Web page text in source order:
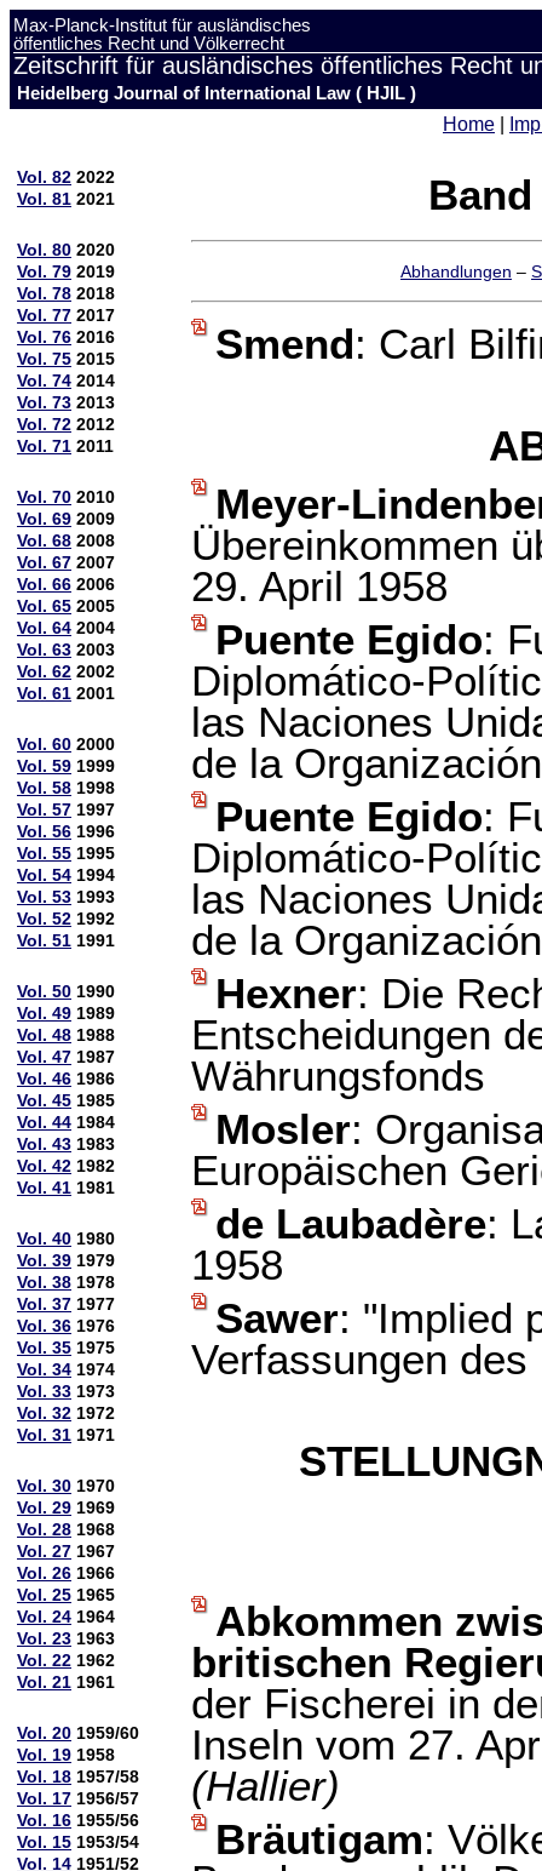
Max-Planck-Institut für ausländisches
öffentliches Recht und Völkerrecht
Zeitschrift für ausländisches öffentliches Recht
Heidelberg Journal of International Law ( HJIL )
Home
Vol. 82 2022
Vol. 81 2021
Vol. 80 2020
Vol. 79 2019
Vol. 78 2018
Vol. 77 2017
Vol. 76 2016
Vol. 75 2015
Vol. 74 2014
Vol. 73 2013
Vol. 72 2012
Vol. 71 2011
Vol. 70 2010
Vol. 69 2009
Vol. 68 2008
Vol. 67 2007
Vol. 66 2006
Vol. 65 2005
Vol. 64 2004
Vol. 63 2003
Vol. 62 2002
Vol. 61 2001
Vol. 60 2000
Vol. 59 1999
Vol. 58 1998
Vol. 57 1997
Vol. 56 1996
Vol. 55 1995
Vol. 54 1994
Vol. 53 1993
Vol. 52 1992
Vol. 51 1991
Vol. 50 1990
Vol. 49 1989
Vol. 48 1988
Vol. 47 1987
Vol. 46 1986
Vol. 45 1985
Vol. 44 1984
Vol. 43 1983
Vol. 42 1982
Vol. 41 1981
Vol. 40 1980
Vol. 39 1979
Vol. 38 1978
Vol. 37 1977
Vol. 36 1976
Vol. 35 1975
Vol. 34 1974
Vol. 33 1973
Vol. 32 1972
Vol. 31 1971
Vol. 30 1970
Vol. 29 1969
Vol. 28 1968
Vol. 27 1967
Vol. 26 1966
Vol. 25 1965
Vol. 24 1964
Vol. 23 1963
Vol. 22 1962
Vol. 21 1961
Vol. 20 1959/60
Vol. 19 1958
Vol. 18 1957/58
Vol. 17 1956/57
Vol. 16 1955/56
Vol. 15 1953/54
Vol. 14 1951/52
Band
Abhandlungen –
Smend: Carl
Meyer-
Übereinkommen
29. April 1958
Puente Egido:
Diplomático-
las Naciones
de la Organización
Puente Egido:
Diplomático-
las Naciones
de la Organización
Hexner: Die
Entscheidungen
Währungsfonds
Mosler:
Europäischen
de Laubadère:
1958
Sawer: "Implied
Verfassungen
Abkommen
britischen
der Fischerei in
Inseln vom 27.
(Hallier)
Bräutigam: